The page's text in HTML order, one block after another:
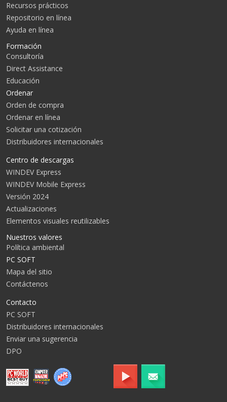
Recursos prácticos
Repositorio en línea
Ayuda en línea
Formación
Consultoría
Direct Assistance
Educación
Ordenar
Orden de compra
Ordenar en línea
Solicitar una cotización
Distribuidores internacionales
Centro de descargas
WINDEV Express
WINDEV Mobile Express
Versión 2024
Actualizaciones
Elementos visuales reutilizables
Nuestros valores
Política ambiental
PC SOFT
Mapa del sitio
Contáctenos
Contacto
PC SOFT
Distribuidores internacionales
Enviar una sugerencia
DPO